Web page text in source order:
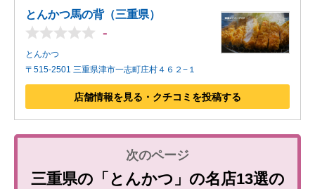
とんかつ馬の背（三重県）
-
とんかつ
〒515-2501 三重県津市一志町庄村４６２−１
店舗情報を見る・クチコミを投稿する
三重県の「とんかつ」の名店13選の